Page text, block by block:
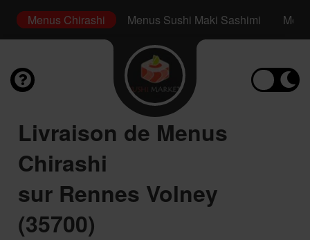
Menus Chirashi Menus Sushi Maki Sashimi
Livraison de Menus
Chirashi
sur Rennes Volney
(35700)